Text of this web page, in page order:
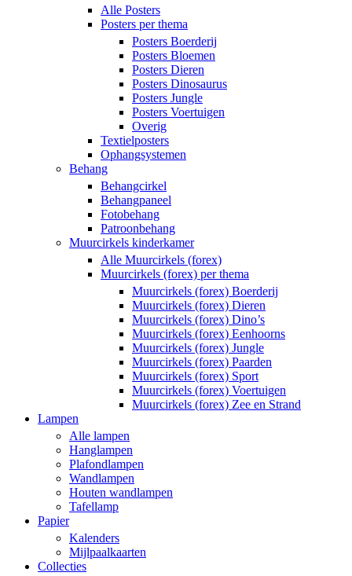
Alle Posters
Posters per thema
Posters Boerderij
Posters Bloemen
Posters Dieren
Posters Dinosaurus
Posters Jungle
Posters Voertuigen
Overig
Textielposters
Ophangsystemen
Behang
Behangcirkel
Behangpaneel
Fotobehang
Patroonbehang
Muurcirkels kinderkamer
Alle Muurcirkels (forex)
Muurcirkels (forex) per thema
Muurcirkels (forex) Boerderij
Muurcirkels (forex) Dieren
Muurcirkels (forex) Dino’s
Muurcirkels (forex) Eenhoorns
Muurcirkels (forex) Jungle
Muurcirkels (forex) Paarden
Muurcirkels (forex) Sport
Muurcirkels (forex) Voertuigen
Muurcirkels (forex) Zee en Strand
Lampen
Alle lampen
Hanglampen
Plafondlampen
Wandlampen
Houten wandlampen
Tafellamp
Papier
Kalenders
Mijlpaalkaarten
Collecties